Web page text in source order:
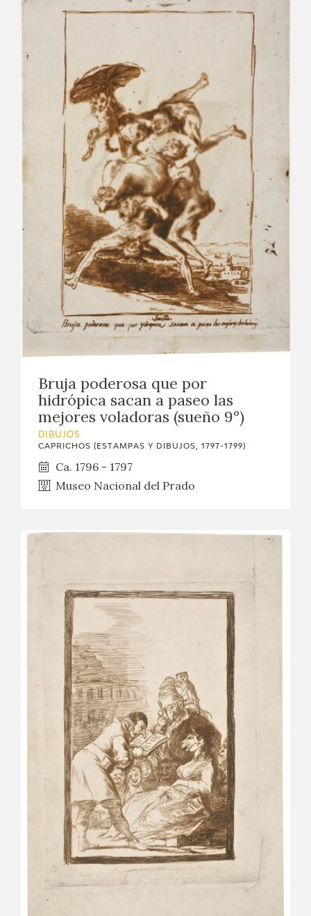
Bruja poderosa que por
hidrópica sacan a paseo las
mejores voladoras (sueño 9º)
DIBUJOS
CAPRICHOS (ESTAMPAS Y DIBUJOS, 1797-1799)
Ca. 1796 - 1797
Museo Nacional del Prado